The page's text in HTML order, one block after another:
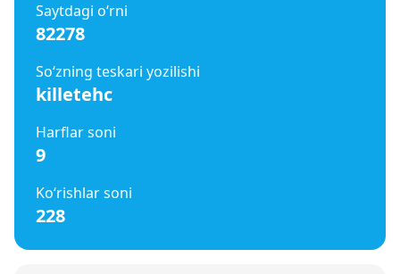
Saytdagi o‘rni
82278
So‘zning teskari yozilishi
killetehc
Harflar soni
9
Ko‘rishlar soni
228